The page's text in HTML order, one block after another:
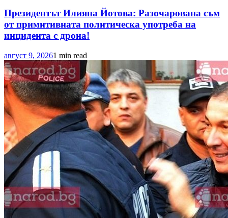
Президентът Илияна Йотова: Разочарована съм
от примитивната политическа употреба на
инцидента с дрона!
август 9, 20261 min read